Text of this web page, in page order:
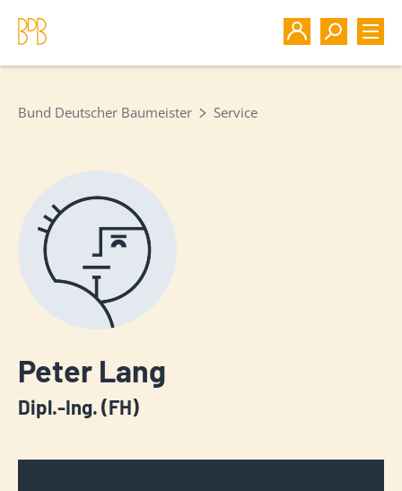
Bund Deutscher Baumeister Service
Peter Lang
Dipl.-Ing. (FH)